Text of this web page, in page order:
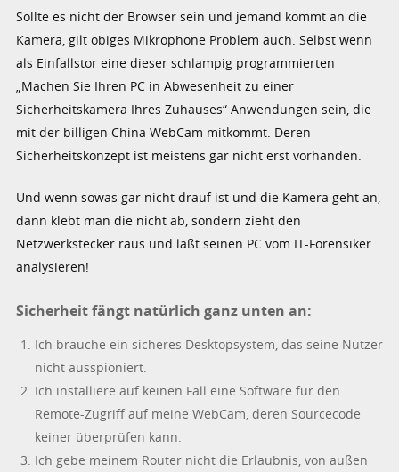
Sollte es nicht der Browser sein und jemand kommt an die
Kamera, gilt obiges Mikrophone Problem auch. Selbst wenn
als Einfallstor eine dieser schlampig programmierten
„Machen Sie Ihren PC in Abwesenheit zu einer
Sicherheitskamera Ihres Zuhauses“ Anwendungen sein, die
mit der billigen China WebCam mitkommt. Deren
Sicherheitskonzept ist meistens gar nicht erst vorhanden.
Und wenn sowas gar nicht drauf ist und die Kamera geht an,
dann klebt man die nicht ab, sondern zieht den
Netzwerkstecker raus und läßt seinen PC vom IT-Forensiker
analysieren!
Sicherheit fängt natürlich ganz unten an:
Ich brauche ein sicheres Desktopsystem, das seine Nutzer
nicht ausspioniert.
Ich installiere auf keinen Fall eine Software für den
Remote-Zugriff auf meine WebCam, deren Sourcecode
keiner überprüfen kann.
Ich gebe meinem Router nicht die Erlaubnis, von außen